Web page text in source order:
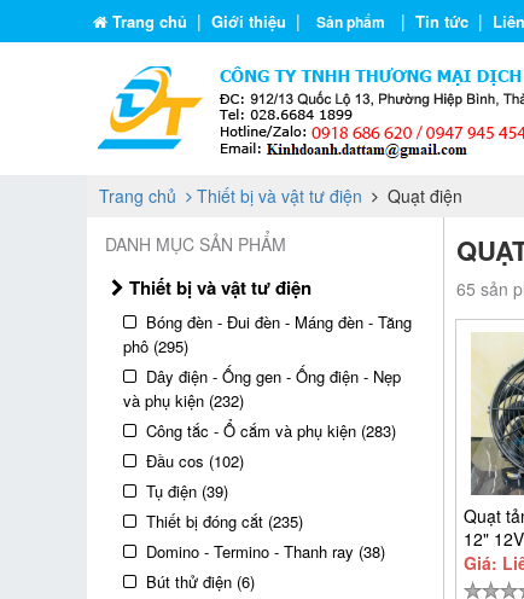
Trang chủ | Giới thiệu | Sản phẩm | Tin tức |
Trang chủ Thiết bị và vật tư điện
Quạt điện
DANH MỤC SẢN PHẨM
Thiết bị và vật tư điện
Bóng đèn - Đui đèn - Máng đèn - Tăng
phô (295)
Dây điện - Ống gen - Ống điện - Nẹp
và phụ kiện (232)
Công tắc - Ổ cắm và phụ kiện (283)
Đầu cos (102)
Tụ điện (39)
Thiết bị đóng cắt (235)
Domino - Termino - Thanh ray (38)
Bút thử điện (6)
65 sản
Quạt
12"
Giá: